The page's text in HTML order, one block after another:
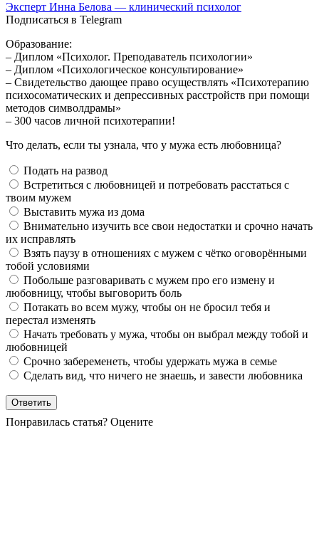
Эксперт Инна Белова — клинический психолог
Подписаться в Telegram
Образование:
– Диплом «Психолог. Преподаватель психологии»
– Диплом «Психологическое консультирование»
– Свидетельство дающее право осуществлять «Психотерапию
психосоматических и депрессивных расстройств при помощи
методов символдрамы»
– 300 часов личной психотерапии!
Что делать, если ты узнала, что у мужа есть любовница?
Подать на развод
Встретиться с любовницей и потребовать расстаться с
твоим мужем
Выставить мужа из дома
Внимательно изучить все свои недостатки и срочно начать
их исправлять
Взять паузу в отношениях с мужем с чётко оговорёнными
тобой условиями
Побольше разговаривать с мужем про его измену и
любовницу, чтобы выговорить боль
Потакать во всем мужу, чтобы он не бросил тебя и
перестал изменять
Начать требовать у мужа, чтобы он выбрал между тобой и
любовницей
Срочно забеременеть, чтобы удержать мужа в семье
Сделать вид, что ничего не знаешь, и завести любовника
Понравилась статья? Оцените